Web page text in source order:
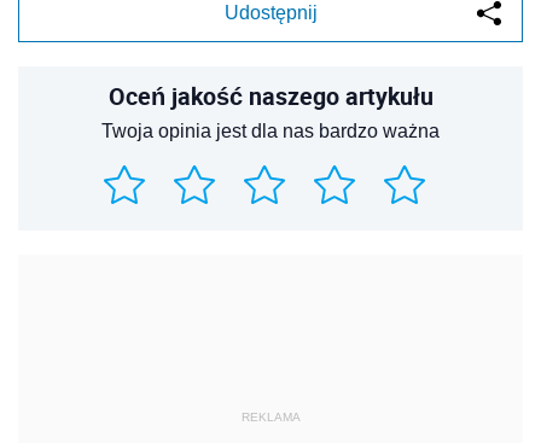
Udostępnij
Oceń jakość naszego artykułu
Twoja opinia jest dla nas bardzo ważna
REKLAMA